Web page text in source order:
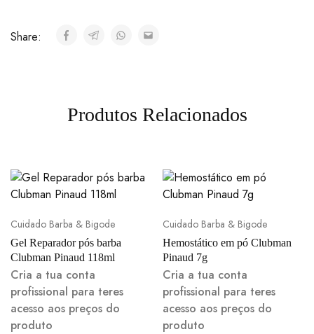
Share:
Produtos Relacionados
Cuidado Barba & Bigode
Gel Reparador pós barba
Clubman Pinaud 118ml
Cria a tua conta
profissional para teres
acesso aos preços do
produto
Cuidado Barba & Bigode
Hemostático em pó Clubman
Pinaud 7g
Cria a tua conta
profissional para teres
acesso aos preços do
produto